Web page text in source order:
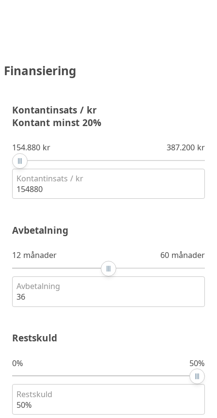
Finansiering
Kontantinsats / kr
Kontant minst 20%
154.880 kr 387.200 kr
Kontantinsats / kr
154880
Avbetalning
12 månader 60 månader
Avbetalning
36
Restskuld
0% 50%
Restskuld
50%